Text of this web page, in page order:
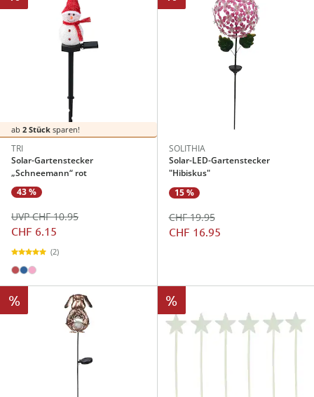
ab 2 Stück sparen!
TRI
Solar-Gartenstecker
„Schneemann“ rot
43 %
CHF 6.15
UVP CHF 10.95
(2)
SOLITHIA
Solar-LED-Gartenstecker
"Hibiskus"
15 %
CHF 19.95
CHF 16.95
% %